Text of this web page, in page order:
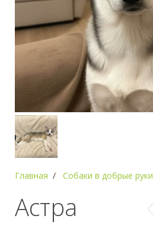
Главная Собаки в добрые руки
Астра